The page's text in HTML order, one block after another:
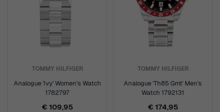
TOMMY HILFIGER
Analogue 'Ivy' Women's Watch
1782797
€ 109,95
TOMMY HILFIGER
Analogue 'Th85 Gmt' Men's
Watch 1792131
€ 174,95